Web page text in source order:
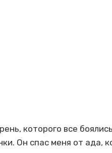
которого все
Он спас меня от ада,